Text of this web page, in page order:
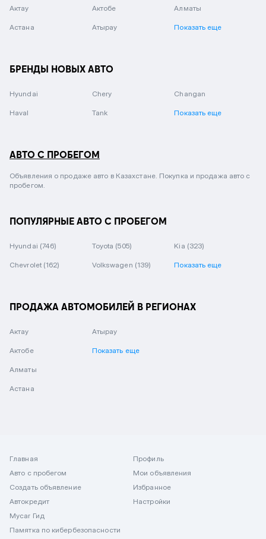
Актау Актобе Алматы
Астана Атырау Показать еще
БРЕНДЫ НОВЫХ АВТО
Hyundai Chery Changan
Haval Tank Показать еще
АВТО С ПРОБЕГОМ
Объявления о продаже авто в Казахстане. Покупка и продажа авто с
пробегом.
ПОПУЛЯРНЫЕ АВТО С ПРОБЕГОМ
Hyundai (746) Toyota (505) Kia (323)
Chevrolet (162) Volkswagen (139) Показать еще
ПРОДАЖА АВТОМОБИЛЕЙ В РЕГИОНАХ
Актау
Актобе
Алматы
Астана
Атырау
Показать еще
Главная
Авто с пробегом
Создать объявление
Автокредит
Mycar Гид
Памятка по кибербезопасности
Профиль
Мои объявления
Избранное
Настройки